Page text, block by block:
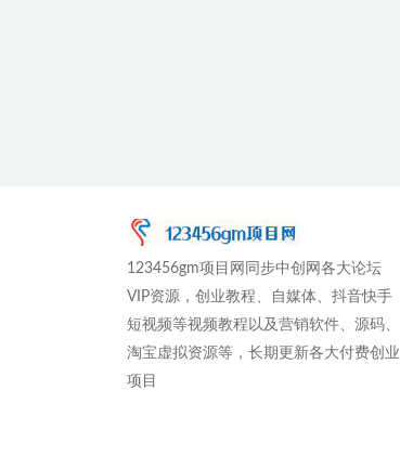
123456gm项目网同步中创网各大论坛
VIP资源，创业教程、自媒体、抖音快手
短视频等视频教程以及营销软件、源码、
淘宝虚拟资源等，长期更新各大付费创业
项目